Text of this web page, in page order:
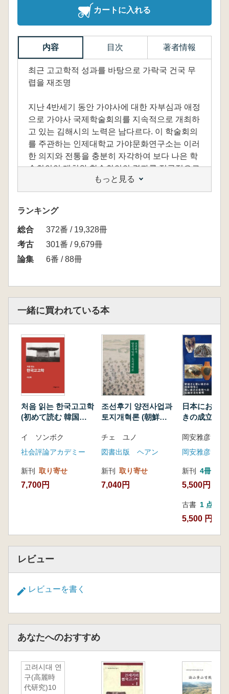
カートに入れる
内容 目次 著者情報
최근 고고학적 성과를 바탕으로 가락국 건국 무
렵을 재조명
지난 4반세기 동안 가야사에 대한 자부심과 애정
으로 가야사 국제학술회의를 지속적으로 개최하
고 있는 김해시의 노력은 남다르다. 이 학술회의
를 주관하는 인제대학교 가야문화연구소는 이러
한 의지와 전통을 충분히 자각하여 보다 나은 학
술회의의 개최와 학술회의의 결과를 적극적으로
전파하는데 최선을 다하고 있다.
그동안 가야사는 고구려, 백제, 신라 등 삼국시대
역사에서 소외되어 그 중요성이 제대로 인정받
지 못하고 있다. 이번 학술대회는 최근 고고학적
성과를 바탕으로 가락국 건국 무렵을 재조명하
는 자리다. 향후 가야사 연구는 문헌사와 고고학
이번 제28회 국제학술회의 주제는 「가락국, 청
진 김수로왕에 의해 건국되었지만, 김수로왕을
추대한 구간(九干)은 청동기문화를 가진 토착의
지석묘 축조 세력이다. 구간 세력과 김수로왕 세
력은 각기 지석묘와 목관묘 문화로 대표된다. 김
해지역에는 지석묘 및 목관묘와 관련하여 많은
조사·연구 성과가 있다. 이번 학술대회는 이러한
고고학적 성과에 근거하여 가락국 성립기를 살
もっと見る
ランキング
総合
372番 / 19,328冊
考古
301番 / 9,679冊
論集
6番 / 88冊
一緒に買われている本
처음 읽는 한국고고학
(初めて読む 韓国考
イ ソンボク
社会評論アカデミー
新刊 取り寄せ
7,700円
조선후기 양전사업과
토지개혁론 (朝鮮後
革論)
チェ ユノ
図書出版 ヘアン
新刊 取り寄せ
7,040円
日本におけ
きの成立と
岡安雅彦 著
岡安雅彦
新刊 4冊
5,500円
古書 1 点
5,500 円
レビュー
レビューを書く
あなたへのおすすめ
고려시대 연
구(高麗時
代研究)10